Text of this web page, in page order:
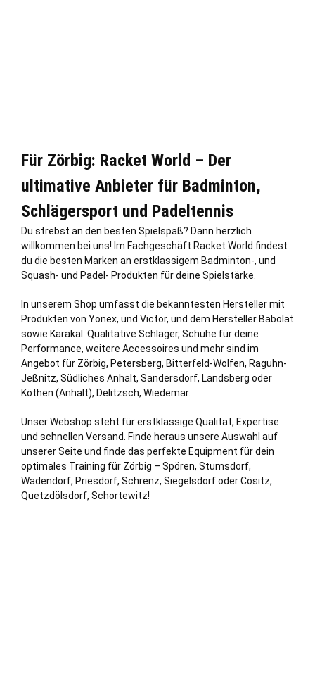
Für Zörbig: Racket World – Der
ultimative Anbieter für Badminton,
Schlägersport und Padeltennis
Du strebst an den besten Spielspaß? Dann herzlich
willkommen bei uns! Im Fachgeschäft Racket World findest
du die besten Marken an erstklassigem Badminton-, und
Squash- und Padel- Produkten für deine Spielstärke.
In unserem Shop umfasst die bekanntesten Hersteller mit
Produkten von Yonex, und Victor, und dem Hersteller Babolat
sowie Karakal. Qualitative Schläger, Schuhe für deine
Performance, weitere Accessoires und mehr sind im
Angebot für Zörbig, Petersberg, Bitterfeld-Wolfen, Raguhn-
Jeßnitz, Südliches Anhalt, Sandersdorf, Landsberg oder
Köthen (Anhalt), Delitzsch, Wiedemar.
Unser Webshop steht für erstklassige Qualität, Expertise
und schnellen Versand. Finde heraus unsere Auswahl auf
unserer Seite und finde das perfekte Equipment für dein
optimales Training für Zörbig – Spören, Stumsdorf,
Wadendorf, Priesdorf, Schrenz, Siegelsdorf oder Cösitz,
Quetzdölsdorf, Schortewitz!